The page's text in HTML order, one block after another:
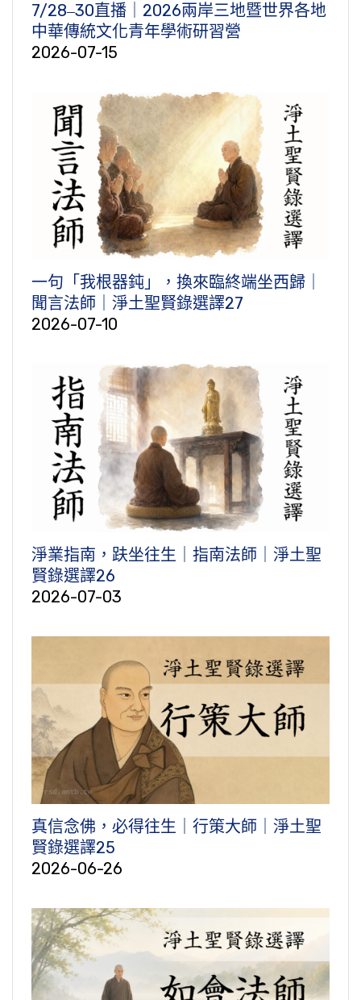
7/28‒30直播｜2026兩岸三地暨世界各地
中華傳統文化青年學術研習營
2026-07-15
一句「我根器鈍」，換來臨終端坐西歸｜
聞言法師｜淨土聖賢錄選譯27
2026-07-10
淨業指南，趺坐往生｜指南法師｜淨土聖
賢錄選譯26
2026-07-03
真信念佛，必得往生｜行策大師｜淨土聖
賢錄選譯25
2026-06-26